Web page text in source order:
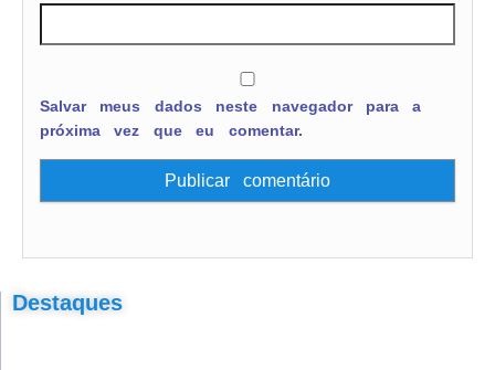
Salvar meus dados neste navegador para a
próxima vez que eu comentar.
Destaques